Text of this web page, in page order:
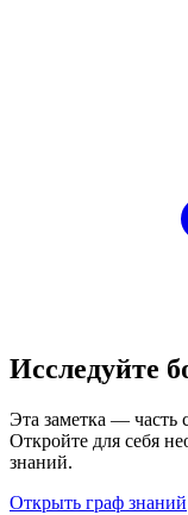
Исследуйте
Эта заметка — часть
Откройте для себя
знаний.
Открыть граф знаний